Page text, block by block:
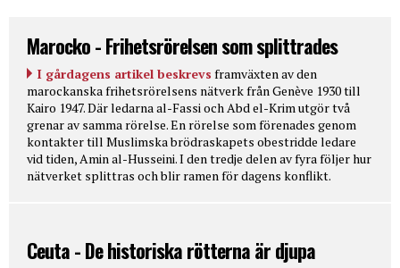
Marocko - Frihetsrörelsen som splittrades
I gårdagens artikel beskrevs framväxten av den
marockanska frihetsrörelsens nätverk från Genève 1930 till
Kairo 1947. Där ledarna al-Fassi och Abd el-Krim utgör två
grenar av samma rörelse. En rörelse som förenades genom
kontakter till Muslimska brödraskapets obestridde ledare
vid tiden, Amin al-Husseini. I den tredje delen av fyra följer hur
nätverket splittras och blir ramen för dagens konflikt.
Ceuta - De historiska rötterna är djupa